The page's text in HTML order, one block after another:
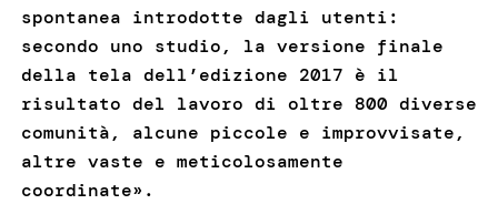
spontanea introdotte dagli utenti:
secondo uno studio, la versione finale
della tela dell’edizione 2017 è il
risultato del lavoro di oltre 800 diverse
comunità, alcune piccole e improvvisate,
altre vaste e meticolosamente
coordinate».